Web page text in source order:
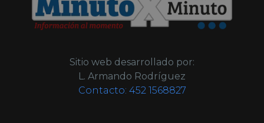
Sitio web desarrollado por:
L. Armando Rodríguez
Contacto: 452 1568827